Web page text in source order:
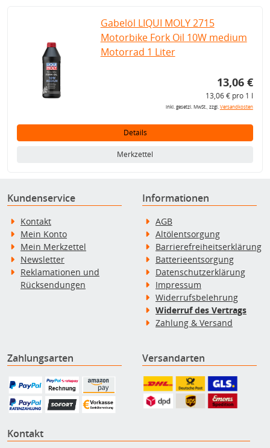
Gabelöl LIQUI MOLY 2715
Motorbike Fork Oil 10W medium
Motorrad 1 Liter
13,06 €
13,06 € pro 1 l
inkl. gesetzl. MwSt., zzgl.Versandkosten
Details
Merkzettel
Kundenservice
Kontakt
Mein Konto
Mein Merkzettel
Newsletter
Reklamationen und
Rücksendungen
Informationen
AGB
Altölentsorgung
Barrierefreiheitserklärung
Batterieentsorgung
Datenschutzerklärung
Impressum
Widerrufsbelehrung
Widerruf des Vertrags
Zahlung & Versand
Zahlungsarten Versandarten
Kontakt